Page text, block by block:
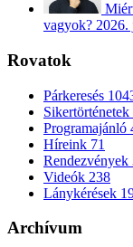
vagyok? 2026.
Rovatok
Párkeresés
Sikertörténetek
Programajánló
Híreink 71
Rendezvények
Videók 238
Lánykérések
Archívum